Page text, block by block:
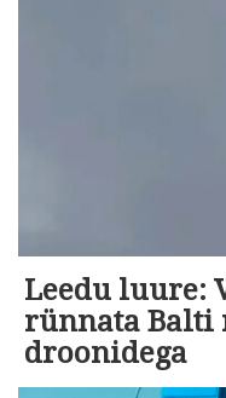
Leedu luure:
rünnata
droonidega